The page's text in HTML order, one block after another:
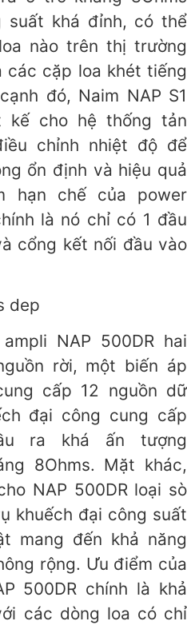
suất khá đỉnh, có thể
nào trên thị trường
các cặp loa khét tiếng
đó, Naim NAP S1
kế cho hệ thống tản
chỉnh nhiệt độ để
ổn định và hiệu quả
hạn chế của power
là nó chỉ có 1 đầu
cổng kết nối đầu vào
NAP 500DR hai
rời, một biến áp
cấp 12 nguồn dữ
đại công cung cấp
ra khá ấn tượng
8Ohms. Mặt khác,
NAP 500DR loại sò
khuếch đại công suất
mang đến khả năng
rộng. Ưu điểm của
500DR chính là khả
các dòng loa có chỉ